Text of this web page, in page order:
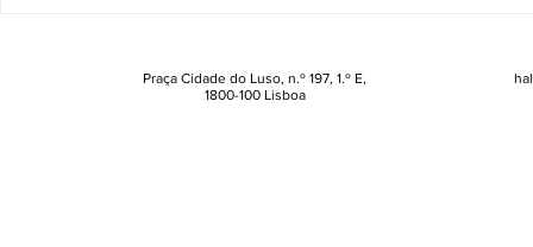
Praça Cidade do Luso, n.º 197, 1.º E,
1800-100 Lisboa